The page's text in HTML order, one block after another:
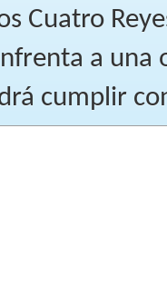
Cuatro
a una
cumplir